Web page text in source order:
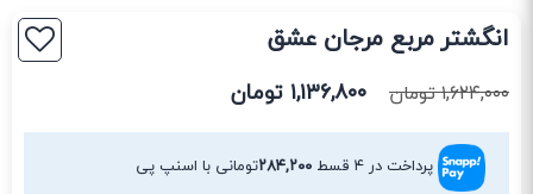
انگشتر مربع مرجان عشق
۱,۶۲۴,۰۰۰تومان ۱,۱۳۶,۸۰۰ تومان
پرداخت در ۴ قسط ۲۸۴,۲۰۰تومانی با اسنپ پی